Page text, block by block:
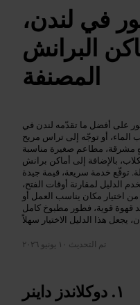
في لندن،
البرانش
المصنفة
على أفضل ما تقدّمه لندن في
الماء، أو توجّه إلى تراس مريح
مشرقة، مطاعم صغيرة مناسبة
بالإضافة إلى أماكن برانش
توقّع خدمة سريعة، قيمة جيدة
لمقارنة أوقات الفتح،
من اختيار مكان يناسب العمل أو
قهوة قوية، فطور مطبوخ كامل
تم التحديث ١٠ يونيو ٢٠٢٦
دوكلاندز داينر